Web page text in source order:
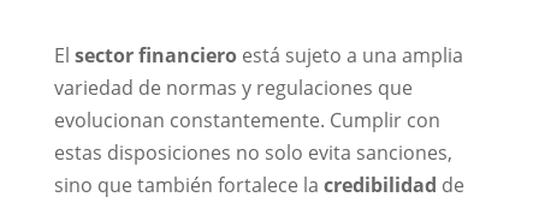
El sector financieroestá sujeto a una amplia
variedad de normas y regulaciones que
evolucionan constantemente. Cumplir con
estas disposiciones no solo evita sanciones,
sino que también fortalece la credibilidad de